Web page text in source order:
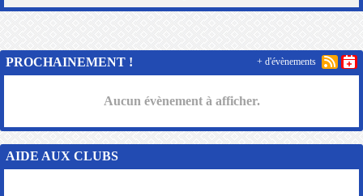
PROCHAINEMENT !
Aucun évènement à afficher.
+ d'évènements
AIDE AUX CLUBS